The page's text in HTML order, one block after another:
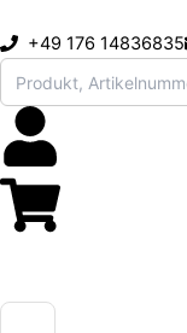
Inhalt+49 176 14836835